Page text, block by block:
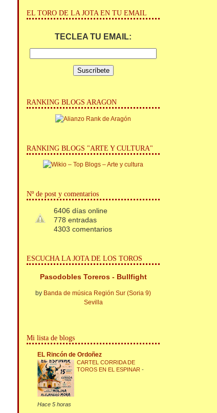
EL TORO DE LA JOTA EN TU EMAIL
TECLEA TU EMAIL:
RANKING BLOGS ARAGON
RANKING BLOGS "ARTE Y CULTURA"
Nº de post y comentarios
6406 días online
778 entradas
4303 comentarios
ESCUCHA LA JOTA DE LOS TOROS
Pasodobles Toreros - Bullfight
by Banda de música Región Sur (Soria 9)
Sevilla
Mi lista de blogs
EL Rincón de Ordoñez
CARTEL CORRIDA DE
TOROS EN EL ESPINAR-
Hace 5 horas